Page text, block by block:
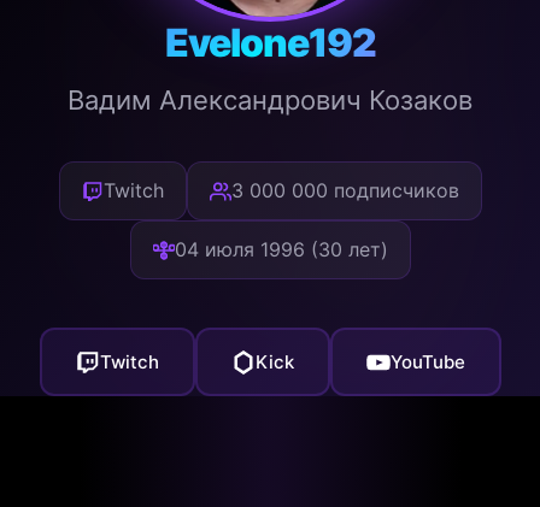
Evelone192
Вадим Александрович Козаков
Twitch 3 000 000 подписчиков
04 июля 1996 (30 лет)
Twitch Kick YouTube